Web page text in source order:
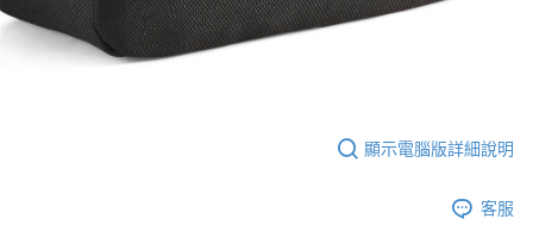
顯示電腦版詳細說明
客服